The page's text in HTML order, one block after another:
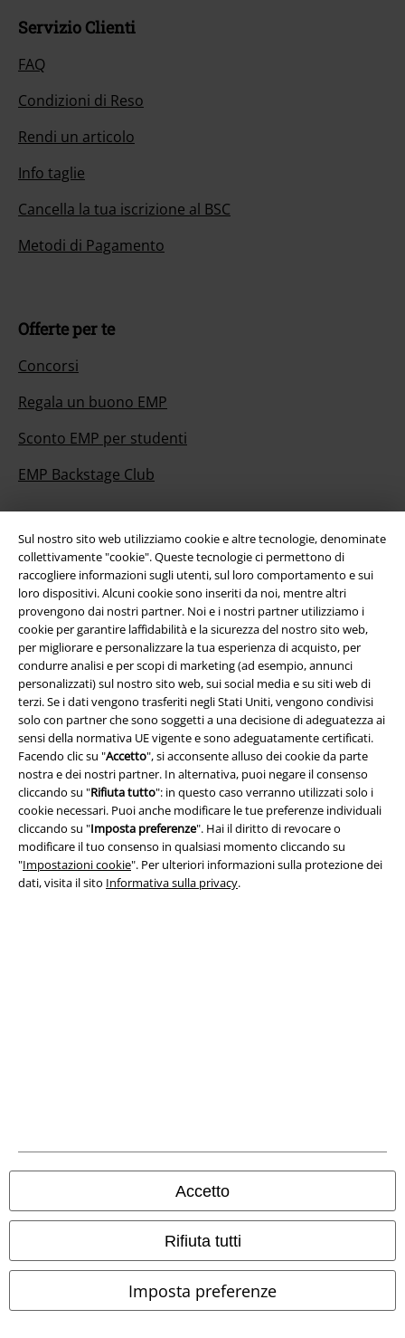
Sul nostro sito web utilizziamo cookie e altre tecnologie, denominate
collettivamente "cookie". Queste tecnologie ci permettono di
raccogliere informazioni sugli utenti, sul loro comportamento e sui
loro dispositivi. Alcuni cookie sono inseriti da noi, mentre altri
provengono dai nostri partner. Noi e i nostri partner utilizziamo i
cookie per garantire laffidabilità e la sicurezza del nostro sito web,
per migliorare e personalizzare la tua esperienza di acquisto, per
condurre analisi e per scopi di marketing (ad esempio, annunci
personalizzati) sul nostro sito web, sui social media e su siti web di
terzi. Se i dati vengono trasferiti negli Stati Uniti, vengono condivisi
solo con partner che sono soggetti a una decisione di adeguatezza ai
sensi della normativa UE vigente e sono adeguatamente certificati.
Facendo clic su "Accetto", si acconsente alluso dei cookie da parte
nostra e dei nostri partner. In alternativa, puoi negare il consenso
cliccando su "Rifiuta tutto": in questo caso verranno utilizzati solo i
cookie necessari. Puoi anche modificare le tue preferenze individuali
cliccando su "Imposta preferenze". Hai il diritto di revocare o
modificare il tuo consenso in qualsiasi momento cliccando su
"Impostazioni cookie". Per ulteriori informazioni sulla protezione dei
dati, visita il sito Informativa sulla privacy.
Accetto
Rifiuta tutti
Imposta preferenze
Servizio Clienti
FAQ
Condizioni di Reso
Rendi un articolo
Info taglie
Cancella la tua iscrizione al BSC
Metodi di Pagamento
Offerte per te
Concorsi
Regala un buono EMP
Sconto EMP per studenti
EMP Backstage Club
Informazioni su EMP
Eventi EMP
Programmi partner
Sostenibilità
Seguici online!
Contrassegno
Spedizione